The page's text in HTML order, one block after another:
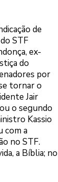
de
STF
ex-
do
por
tornar o
Jair
o segundo
Kassio
com a
no STF.
a Bíblia; no